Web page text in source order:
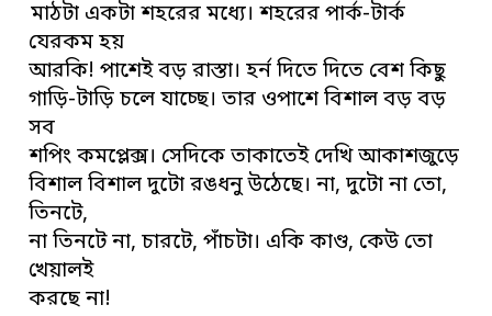
মাঠটা একটা শহরের মধ্যে। শহরের পার্ক-টার্ক
যেরকম হয়
আরকি! পাশেই বড় রাস্তা। হর্ন দিতে দিতে বেশ কিছু
গাড়ি-টাড়ি চলে যাচ্ছে। তার ওপাশে বিশাল বড় বড়
সব
শপিং কমপ্লেক্স। সেদিকে তাকাতেই দেখি আকাশজুড়ে
বিশাল বিশাল দুটো রঙধনু উঠেছে। না, দুটো না তো,
তিনটে,
না তিনটে না, চারটে, পাঁচটা। একি কাণ্ড, কেউ তো
খেয়ালই
করছে না!